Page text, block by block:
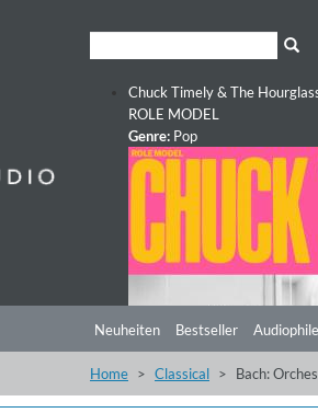
Chuck Timely & The
ROLE MODEL
Genre: Pop
Neuheiten Bestseller
Home Classical Bach: